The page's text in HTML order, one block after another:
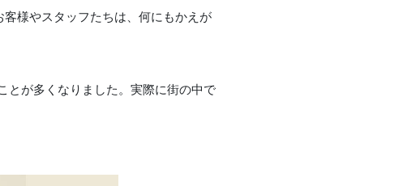
様やスタッフたちは、何にもかえが
とが多くなりました。実際に街の中で